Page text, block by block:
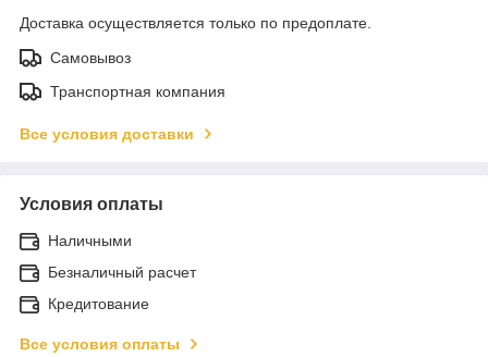
Доставка осуществляется только по предоплате.
Самовывоз
Транспортная компания
Все условия доставки
Условия оплаты
Наличными
Безналичный расчет
Кредитование
Все условия оплаты